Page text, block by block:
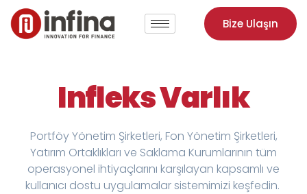
Bize Ulaşın
Infleks Varlık
Portföy Yönetim Şirketleri, Fon Yönetim Şirketleri,
Yatırım Ortaklıkları ve Saklama Kurumlarının tüm
operasyonel ihtiyaçlarını karşılayan kapsamlı ve
kullanıcı dostu uygulamalar sistemimizi keşfedin.